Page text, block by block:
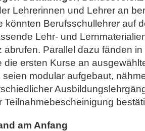
Lehrerinnen und Lehrer an
könnten Berufsschullehrer auf
Lehr- und
abrufen. Parallel dazu fänden
die ersten Kurse an
seien modular aufgebaut,
Teilnahmebescheinigung
am Anfang